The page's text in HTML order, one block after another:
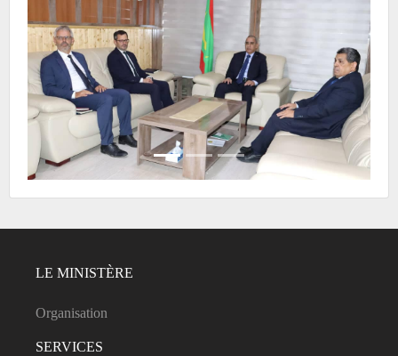
LE MINISTÈRE
Organisation
SERVICES